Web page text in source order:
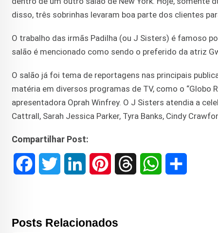
disso, três sobrinhas levaram boa parte dos clientes
O trabalho das irmãs Padilha (ou J Sisters) é famoso
salão é mencionado como sendo o preferido da atriz
O salão já foi tema de reportagens nas principais
matéria em diversos programas de TV, como o “Globo
apresentadora Oprah Winfrey. O J Sisters atendia a
Cattrall, Sarah Jessica Parker, Tyra Banks, Cindy
Compartilhar Post:
e t k t
Posts Relacionados